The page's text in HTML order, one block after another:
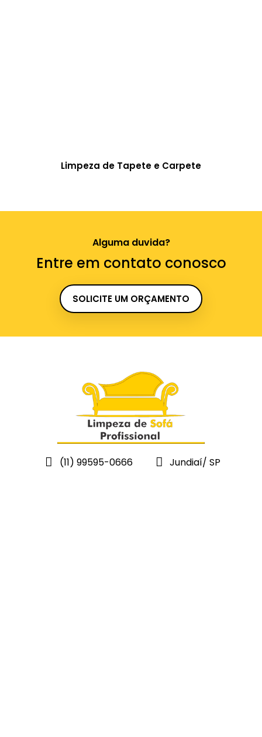
Limpeza de Tapete e Carpete
Alguma duvida?
Entre em contato conosco
SOLICITE UM ORÇAMENTO
(11) 99595-0666 Jundiaí/ SP